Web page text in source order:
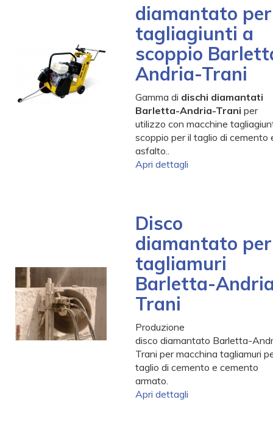
diamantato per
tagliagiunti a
scoppio
Andria-Trani
Gamma di dischi diamantati
Barletta-Andria-Trani per
utilizzo con macchine
scoppio per il taglio di cemento
asfalto..
Apri dettagli
Disco
diamantato per
tagliamuri
Barletta-
Trani
Produzione
disco diamantato Barletta-
Trani per macchina tagliamuri
taglio di cemento e cemento
armato.
Apri dettagli